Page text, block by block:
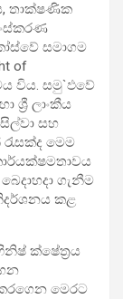
තාක්ෂණික
සමාගම
of
විය. සමු`ඵවේ
ශ්‍රී ලාංකීය
සහ
මෙම
ගැනීම
කළ
ක්ෂේත්‍රය
මෙරට